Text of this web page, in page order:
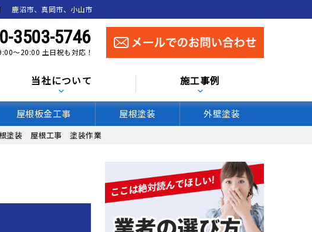
鹿沼市、真岡市、小山市
3503-5746
～20:00 土日祝も対応！
当社について 施工事例
屋根板金工事 屋根塗装 外壁塗装
塗装 屋根工事 塗装作業